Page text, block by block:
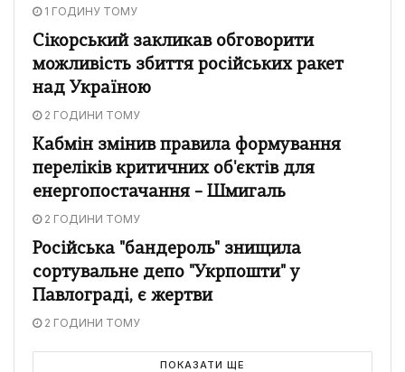
1 ГОДИНУ ТОМУ
Сікорський закликав обговорити
можливість збиття російських ракет
над Україною
2 ГОДИНИ ТОМУ
Кабмін змінив правила формування
переліків критичних об'єктів для
енергопостачання – Шмигаль
2 ГОДИНИ ТОМУ
Російська "бандероль" знищила
сортувальне депо "Укрпошти" у
Павлограді, є жертви
2 ГОДИНИ ТОМУ
ПОКАЗАТИ ЩЕ